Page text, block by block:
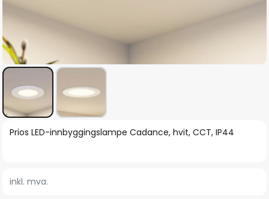
Gå
bildegalleri
Prios LED-innbyggingslampe Cadance, hvit, CCT, IP44
inkl. mva.